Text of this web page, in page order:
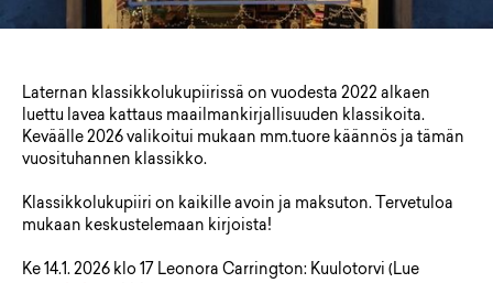
Laternan klassikkolukupiirissä on vuodesta 2022 alkaen
luettu lavea kattaus maailmankirjallisuuden klassikoita.
Keväälle 2026 valikoitui mukaan mm.tuore käännös ja tämän
vuosituhannen klassikko.
Klassikkolukupiiri on kaikille avoin ja maksuton. Tervetuloa
mukaan keskustelemaan kirjoista!
Ke 14.1. 2026 klo 17 Leonora Carrington: Kuulotorvi (Lue